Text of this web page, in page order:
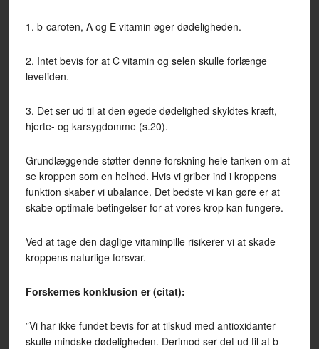
1. b-caroten, A og E vitamin øger dødeligheden.
2. Intet bevis for at C vitamin og selen skulle forlænge
levetiden.
3. Det ser ud til at den øgede dødelighed skyldtes kræft,
hjerte- og karsygdomme (s.20).
Grundlæggende støtter denne forskning hele tanken om at
se kroppen som en helhed. Hvis vi griber ind i kroppens
funktion skaber vi ubalance. Det bedste vi kan gøre er at
skabe optimale betingelser for at vores krop kan fungere.
Ved at tage den daglige vitaminpille risikerer vi at skade
kroppens naturlige forsvar.
Forskernes konklusion er (citat):
”Vi har ikke fundet bevis for at tilskud med antioxidanter
skulle mindske dødeligheden. Derimod ser det ud til at b-